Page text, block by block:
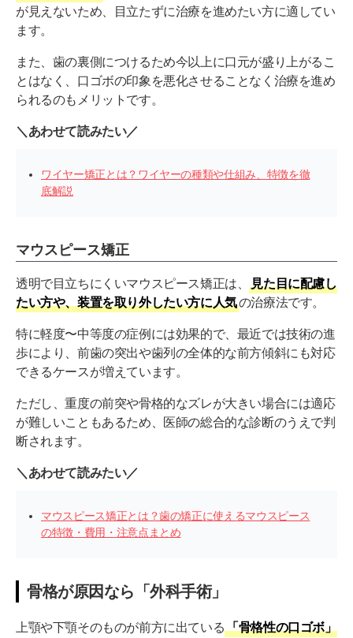
が見えないため、目立たずに治療を進めたい方に適してい
ます。
また、歯の裏側につけるため今以上に口元が盛り上がるこ
とはなく、口ゴボの印象を悪化させることなく治療を進め
られるのもメリットです。
＼あわせて読みたい／
ワイヤー矯正とは？ワイヤーの種類や仕組み、特徴を徹
底解説
マウスピース矯正
透明で目立ちにくいマウスピース矯正は、
見た目に配慮し
たい方や、装置を取り外したい方に人気の治療法です。
特に軽度〜中等度の症例には効果的で、最近では技術の進
歩により、前歯の突出や歯列の全体的な前方傾斜にも対応
できるケースが増えています。
ただし、重度の前突や骨格的なズレが大きい場合には適応
が難しいこともあるため、医師の総合的な診断のうえで判
断されます。
＼あわせて読みたい／
マウスピース矯正とは？歯の矯正に使えるマウスピース
の特徴・費用・注意点まとめ
骨格が原因なら「外科手術」
上顎や下顎そのものが前方に出ている
「骨格性の口ゴボ」